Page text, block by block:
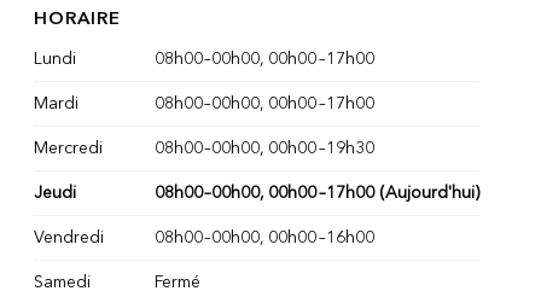
HORAIRE
Lundi 08h00–00h00, 00h00–17h00
Mardi 08h00–00h00, 00h00–17h00
Mercredi 08h00–00h00, 00h00–19h30
Jeudi 08h00–00h00, 00h00–17h00(Aujourd'hui)
Vendredi 08h00–00h00, 00h00–16h00
Samedi Fermé